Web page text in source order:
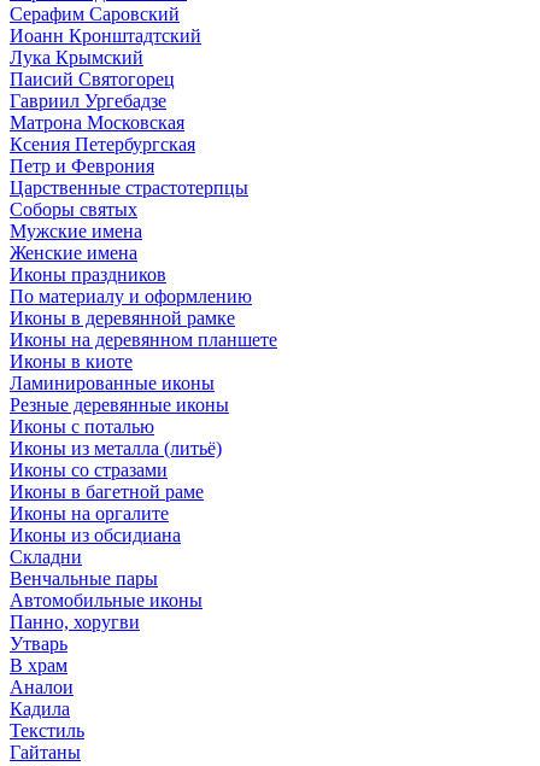
Серафим Саровский
Иоанн Кронштадтский
Лука Крымский
Паисий Святогорец
Гавриил Ургебадзе
Матрона Московская
Ксения Петербургская
Петр и Феврония
Царственные страстотерпцы
Соборы святых
Мужские имена
Женские имена
Иконы праздников
По материалу и оформлению
Иконы в деревянной рамке
Иконы на деревянном планшете
Иконы в киоте
Ламинированные иконы
Резные деревянные иконы
Иконы с поталью
Иконы из металла (литьё)
Иконы со стразами
Иконы в багетной раме
Иконы на оргалите
Иконы из обсидиана
Складни
Венчальные пары
Автомобильные иконы
Панно, хоругви
Утварь
В храм
Аналои
Кадила
Текстиль
Гайтаны